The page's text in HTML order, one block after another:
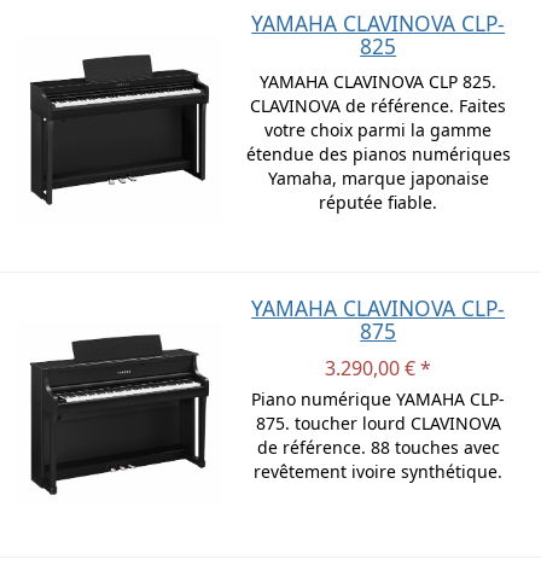
YAMAHA CLAVINOVA CLP-
825
YAMAHA CLAVINOVA CLP 825.
CLAVINOVA de référence. Faites
votre choix parmi la gamme
étendue des pianos numériques
Yamaha, marque japonaise
réputée fiable.
YAMAHA CLAVINOVA CLP-
875
3.290,00 € *
Piano numérique YAMAHA CLP-
875. toucher lourd CLAVINOVA
de référence. 88 touches avec
revêtement ivoire synthétique.